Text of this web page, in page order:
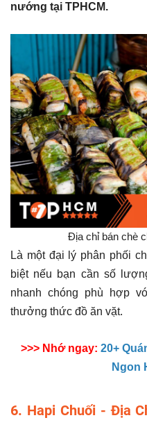
nướng tại TPHCM.
Địa chỉ bán chè
Là một đại lý phân phối
biệt nếu bạn cần số
nhanh chóng phù hợp
thưởng thức đồ ăn vặt.
>>> Nhớ ngay: 20+
Ngon
6. Hapi Chuối - Địa